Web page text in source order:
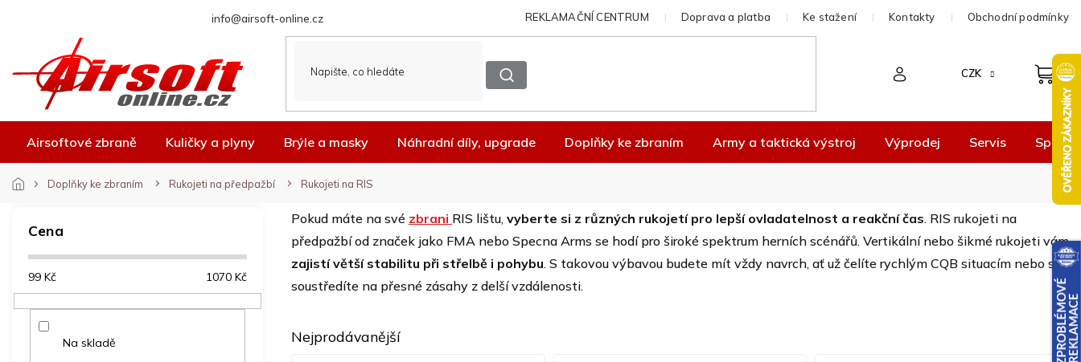
info@airsoft-online.cz REKLAMAČNÍ CENTRUM Doprava a platba Ke stažení Kontakty Obchodní podmínky
CZK
Airsoftové zbraně Kuličky a plyny Brýle a masky Náhradní díly, upgrade Doplňky ke zbraním Army a taktická výstroj Výprodej Servis
Doplňky ke zbraním Rukojeti na předpažbí Rukojeti na RIS
a
Cena
99 Kč 1070 Kč
Na skladě
Pokud máte na své zbrani RIS lištu, vyberte si z různých rukojetí pro lepší ovladatelnost a reakční čas. RIS rukojeti na
předpažbí od značek jako FMA nebo Specna Arms se hodí pro široké spektrum herních scénářů. Vertikální nebo šikmé rukojeti vám
zajistí větší stabilitu při střelbě i pohybu. S takovou výbavou budete mít vždy navrch, ať už čelíte rychlým CQB situacím nebo se
soustředíte na přesné zásahy z delší vzdálenosti.
Nejprodávanější